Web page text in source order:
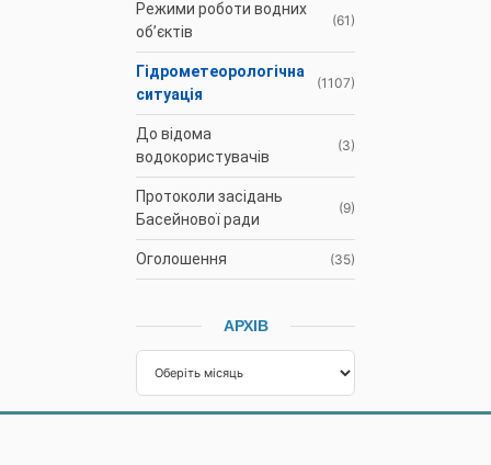
об’єктів
Гідрометеорологічна
ситуація
До відома
водокористувачів
Протоколи засідань
Басейнової ради
Оголошення (35)